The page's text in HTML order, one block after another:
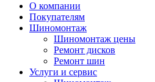
О компании
Покупателям
Шиномонтаж
Шиномонтаж цены
Ремонт дисков
Ремонт шин
Услуги и сервис